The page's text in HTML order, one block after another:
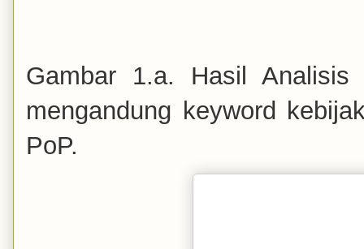
Gambar 1.a. Hasil Analisis
mengandung keyword
PoP.